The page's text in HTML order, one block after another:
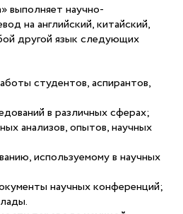
выполняет научно-
на английский, китайский,
другой язык следующих
студентов, аспирантов,
в различных сферах;
анализов, опытов, научных
используемому в научных
научных конференций;